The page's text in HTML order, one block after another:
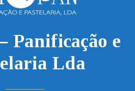
Panificação e
Lda